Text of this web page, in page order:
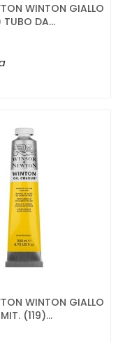
WINTON GIALLO
DA...
WINTON GIALLO
(119)...